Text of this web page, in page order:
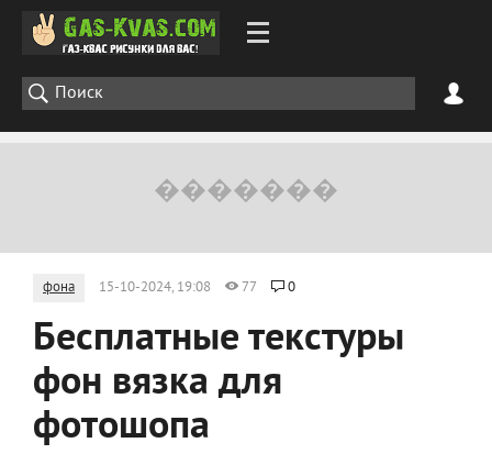
фона 15-10-2024, 19:08 77 0
Бесплатные текстуры
фон вязка для
фотошопа